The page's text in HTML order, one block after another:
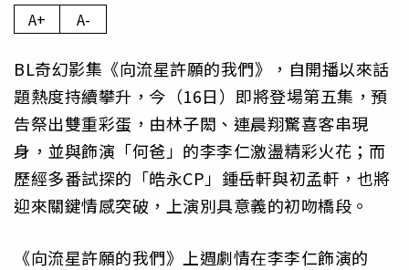
A+ A-
BL奇幻影集《向流星許願的我們》，自開播以來話
題熱度持續攀升，今（16日）即將登場第五集，預
告祭出雙重彩蛋，由林子閎、連晨翔驚喜客串現
身，並與飾演「何爸」的李李仁激盪精彩火花；而
歷經多番試探的「皓永CP」鍾岳軒與初孟軒，也將
迎來關鍵情感突破，上演別具意義的初吻橋段。
《向流星許願的我們》上週劇情在李李仁飾演的